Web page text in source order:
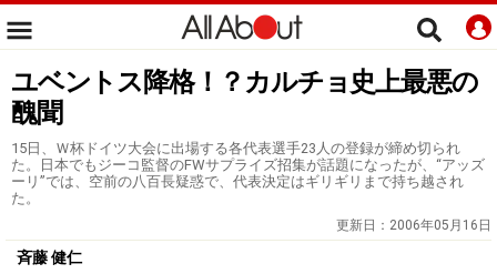
ユベントス降格！？カルチョ史上最悪の
醜聞
15日、Ｗ杯ドイツ大会に出場する各代表選手23人の登録が締め切られ
た。日本でもジーコ監督のFWサプライズ招集が話題になったが、“アッズ
ーリ”では、空前の八百長疑惑で、代表決定はギリギリまで持ち越され
た。
更新日： 2006年05月16日
斉藤 健仁